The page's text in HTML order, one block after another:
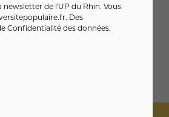
de l'UP du Rhin. Vous
. Des
Confidentialité des données.